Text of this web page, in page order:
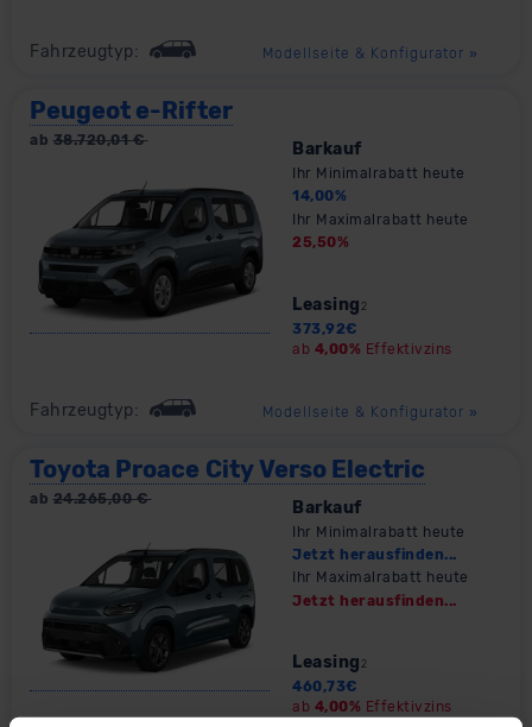
Fahrzeugtyp: Modellseite & Konfigurator »
Peugeot e-Rifter
ab 38.720,01€ Barkauf
Ihr Minimalrabatt heute
14,00%
Ihr Maximalrabatt heute
25,50%
Leasing 2
373,92€
ab 4,00% Effektivzins
Fahrzeugtyp: Modellseite & Konfigurator »
Toyota Proace City Verso Electric
ab 24.265,00€ Barkauf
Ihr Minimalrabatt heute
Jetzt herausfinden...
Ihr Maximalrabatt heute
Jetzt herausfinden...
Leasing 2
460,73€
ab 4,00% Effektivzins